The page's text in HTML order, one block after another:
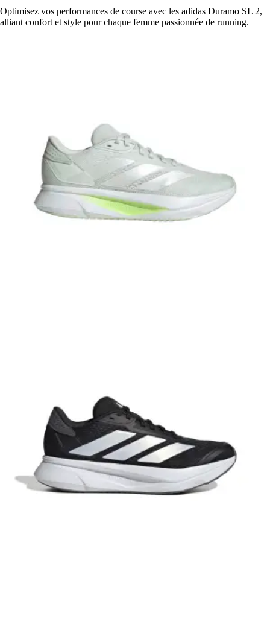
Optimisez vos performances de course avec les adidas Duramo SL 2,
alliant confort et style pour chaque femme passionnée de running.